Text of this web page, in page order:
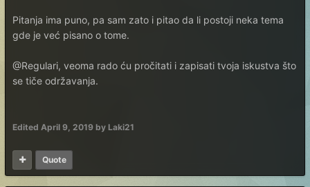
Pitanja ima puno, pa sam zato i pitao da li postoji neka tema
gde je već pisano o tome.
@Regulari, veoma rado ću pročitati i zapisati tvoja iskustva što
se tiče održavanja.
Edited April 9, 2019 by Laki21
Quote